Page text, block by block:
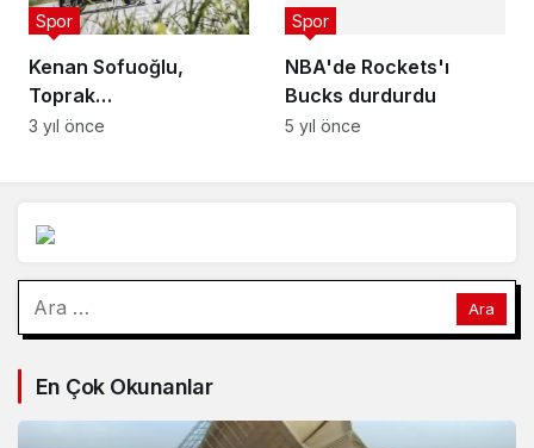
Kenan Sofuoğlu,
Toprak
Razgatlıoğlu'nun
Spor
3 yıl önce
Bucks durdurdu
En Çok Okunanlar